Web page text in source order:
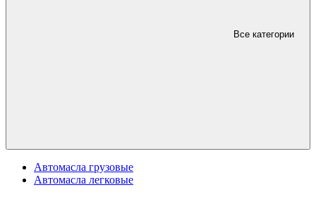
Все категории
Автомасла грузовые
Автомасла легковые